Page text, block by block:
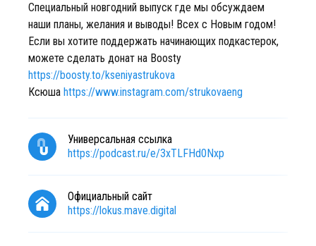
Специальный новгодний выпуск где мы обсуждаем
наши планы, желания и выводы! Всех с Новым годом!
Если вы хотите поддержать начинающих подкастерок,
можете сделать донат на Boosty
https://boosty.to/kseniyastrukova
Ксюша https://www.instagram.com/strukovaeng
Универсальная ссылка
https://podcast.ru/e/3xTLFHd0Nxp
Официальный сайт
https://lokus.mave.digital